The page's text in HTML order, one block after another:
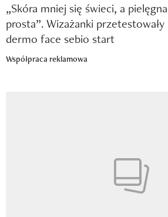
„Skóra mniej się świeci, a
prosta”. Wizażanki
dermo face sebio start
Współpraca reklamowa